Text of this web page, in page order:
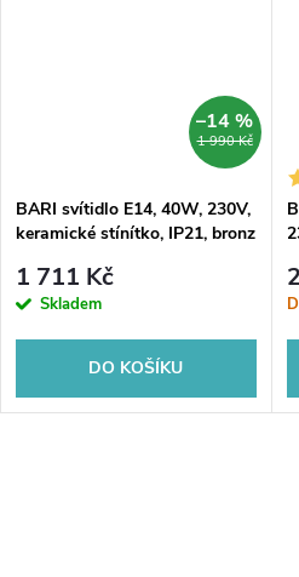
1 990 Kč
–14 %
BARI svítidlo E14, 40W, 230V,
keramické stínítko, IP21, bronz
1 711 Kč
Skladem
DO KOŠÍKU